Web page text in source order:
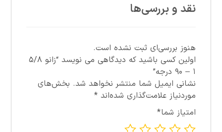
نقد و بررسی‌ها
هنوز بررسی‌ای ثبت نشده است.
اولین کسی باشید که دیدگاهی می نویسد “زانو ۵/۸
۱ – ۹۰ درجه”
نشانی ایمیل شما منتشر نخواهد شد. بخش‌های
موردنیاز علامت‌گذاری شده‌اند*
امتیاز شما*